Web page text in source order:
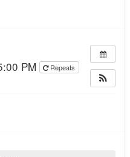
PM Repeats